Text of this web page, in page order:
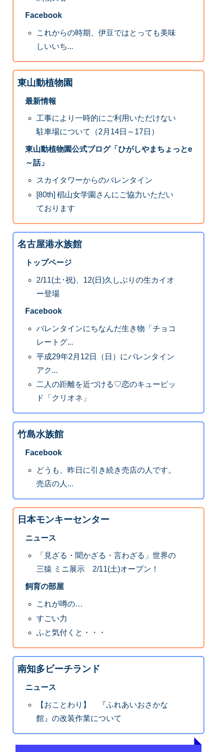
Facebook
これからの時期、伊豆ではとっても美味
しいいち...
東山動植物園
最新情報
工事により一時的にご利用いただけない
駐車場について（2月14日～17日）
東山動植物園公式ブログ「ひがしやまちょっとe
～話」
スカイタワーからのバレンタイン
[80th] 椙山女学園さんにご協力いただい
ております
名古屋港水族館
トップページ
2/11(土･祝)、12(日)久しぶりの生カイオ
ー登場
Facebook
バレンタインにちなんだ生き物「チョコ
レートグ...
平成29年2月12日（日）にバレンタイン
アク...
二人の距離を近づける♡恋のキューピッ
ド「クリオネ」
竹島水族館
Facebook
どうも、昨日に引き続き売店の人です。
売店の人...
日本モンキーセンター
ニュース
「見ざる・聞かざる・言わざる」世界の
三猿 ミニ展示 2/11(土)オープン！
飼育の部屋
これが噂の…
すごい力
ふと気付くと・・・
南知多ビーチランド
ニュース
【おことわり】 『ふれあいおさかな
館』の改装作業について